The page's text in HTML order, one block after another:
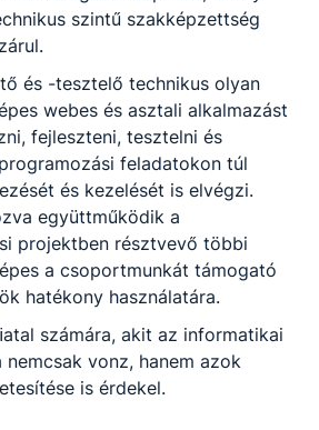
Széchenyi István Műszaki Technikum
szintű szakképzettség
és -tesztelő technikus olyan
webes és asztali alkalmazást
fejleszteni, tesztelni és
feladatokon túl
és kezelését is elvégzi.
együttműködik a
projektben résztvevő többi
a csoportmunkát támogató
hatékony használatára.
számára, akit az informatikai
vonz, hanem azok
is érdekel.